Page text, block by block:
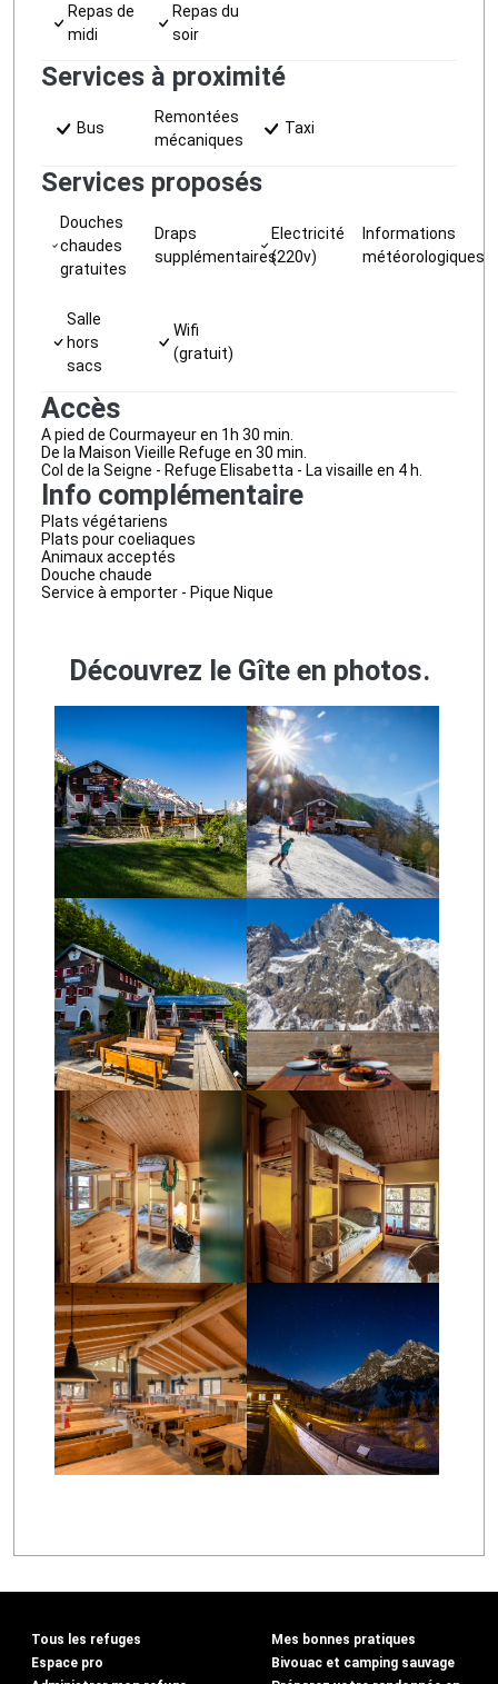
Repas de
midi
Repas du
soir
Services à proximité
Bus
Remontées
mécaniques
Taxi
Services proposés
Douches
chaudes
gratuites
Draps
supplémentaires
Electricité
(220v)
Informations
météorologiques
Salle
hors
sacs
Wifi
(gratuit)
Accès
A pied de Courmayeur en 1h 30 min.
De la Maison Vieille Refuge en 30 min.
Col de la Seigne - Refuge Elisabetta - La visaille en 4 h.
Info complémentaire
Plats végétariens
Plats pour coeliaques
Animaux acceptés
Douche chaude
Service à emporter - Pique Nique
Découvrez le Gîte en photos.
Tous les refuges
Espace pro
Mes bonnes pratiques
Bivouac et camping sauvage